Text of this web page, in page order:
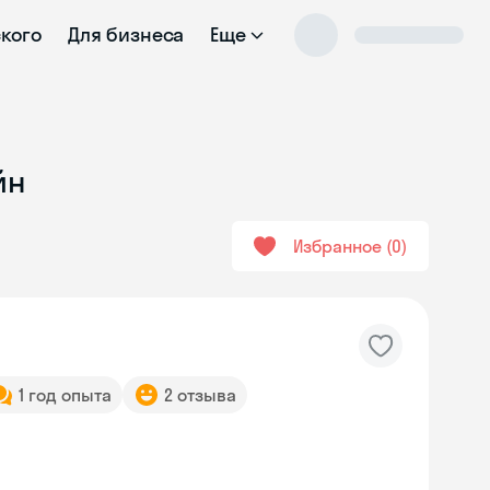
Для бизнеса Еще
Избранное 0
1 год опыта 2 отзыва